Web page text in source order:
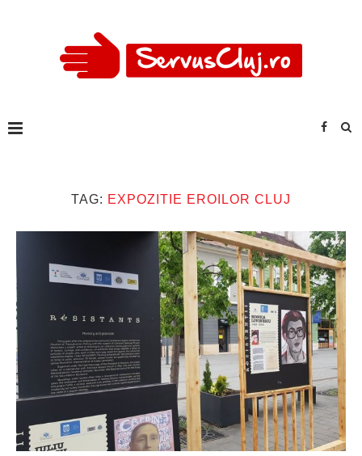
TAG: EXPOZITIE EROILOR CLUJ